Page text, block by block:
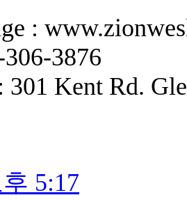
:
3876
301 Kent Rd.
5:17